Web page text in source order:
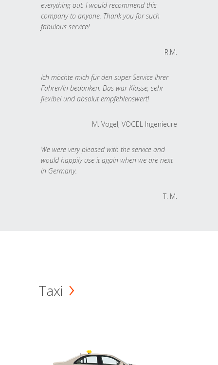
everything out. I would recommend this
company to anyone. Thank you for such
fabulous service!
R.M.
Ich möchte mich für den super Service Ihrer
Fahrer/in bedanken. Das war Klasse, sehr
flexibel und absolut empfehlenswert!
M. Vogel, VOGEL Ingenieure
We were very pleased with the service and
would happily use it again when we are next
in Germany.
T. M.
Taxi